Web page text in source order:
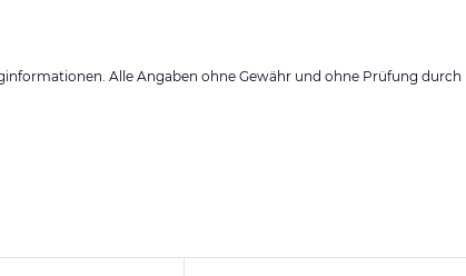
Alle Angaben ohne Gewähr und ohne Prüfung